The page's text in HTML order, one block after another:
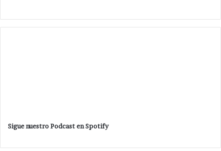
Sigue nuestro Podcast en Spotify